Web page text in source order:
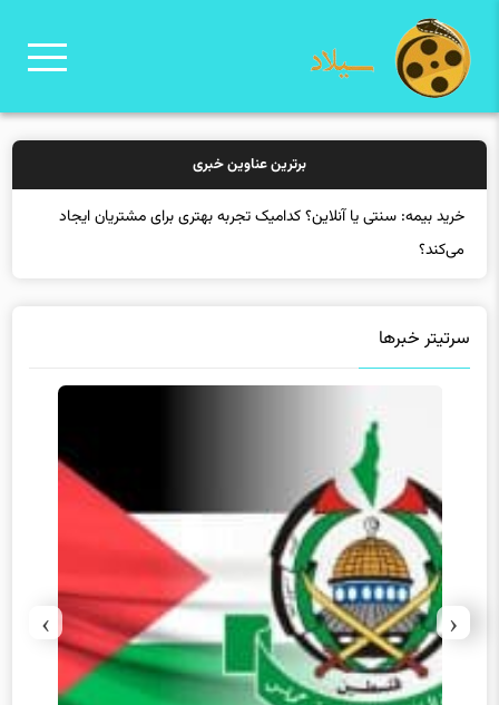
برترین عناوین خبری
خرید بیمه: سنتی یا آنلاین؟ کدامیک تجربه بهتری برای مشتریان ایجاد
می‌کند؟
سرتیتر خبرها
‹
›